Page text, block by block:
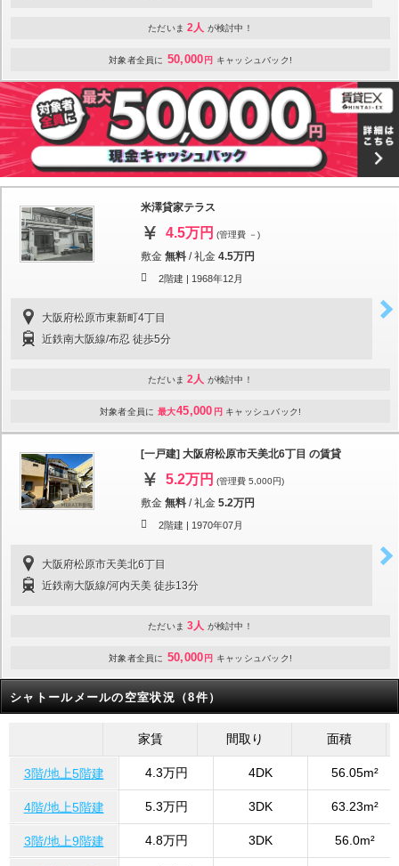
ただいま 2人 が検討中！
対象者全員に 50,000 円 キャッシュバック!
米澤貸家テラス
4.5万円 (管理費 －)
敷金 無料 /礼金 4.5万円
2階建 | 1968年12月
大阪府松原市東新町4丁目
近鉄南大阪線/布忍 徒歩5分
ただいま 2人 が検討中！
対象者全員に 最大45,000 円 キャッシュバック!
[一戸建] 大阪府松原市天美北6丁目 の賃貸
5.2万円 (管理費 5,000円)
敷金 無料 /礼金 5.2万円
2階建 | 1970年07月
大阪府松原市天美北6丁目
近鉄南大阪線/河内天美 徒歩13分
ただいま 3人 が検討中！
対象者全員に 50,000 円 キャッシュバック!
シャトールメールの空室状況（8件）
家賃 間取り 面積
3階/地上5階建 4.3万円 4DK 56.05m²
4階/地上5階建 5.3万円 3DK 63.23m²
3階/地上9階建 4.8万円 3DK 56.0m²